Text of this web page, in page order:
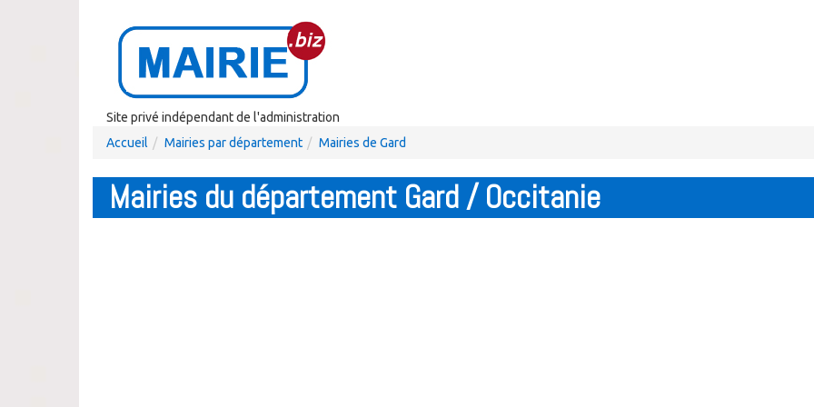
Site privé indépendant de l'administration
Accueil
Mairies par département Mairies de Gard
Mairies du département Gard / Occitanie